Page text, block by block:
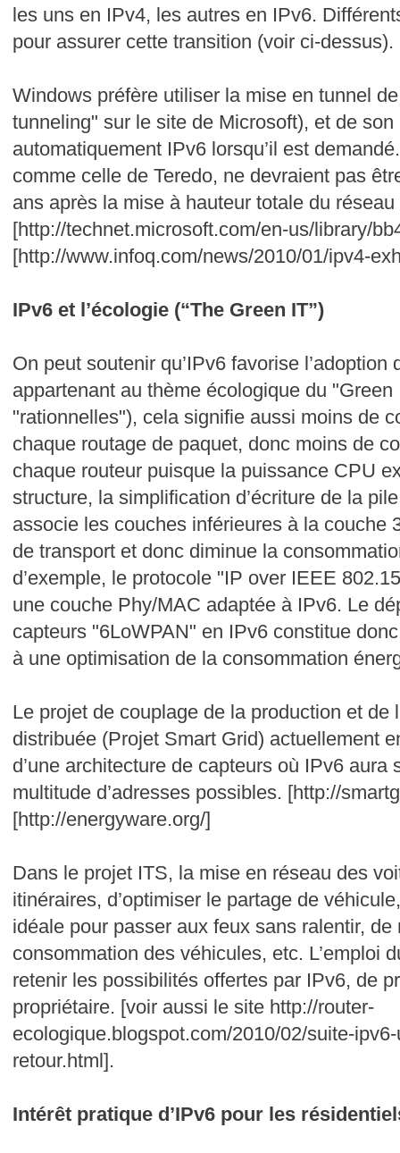
les uns en IPv4, les autres en IPv6.
pour assurer cette transition (voir ci-dessus).
Windows préfère utiliser la mise en tunnel
tunneling" sur le site de Microsoft), et de
automatiquement IPv6 lorsqu’il est
comme celle de Teredo, ne devraient pas
ans après la mise à hauteur totale du
[http://technet.microsoft.com/en-us/library/
[http://www.infoq.com/news/2010/01/ipv4-
IPv6 et l’écologie (“The Green IT”)
On peut soutenir qu’IPv6 favorise l’adoption
appartenant au thème écologique du "Green
"rationnelles"), cela signifie aussi moins de
chaque routage de paquet, donc moins de
chaque routeur puisque la puissance CPU
structure, la simplification d’écriture de la
associe les couches inférieures à la couche
de transport et donc diminue la
d’exemple, le protocole "IP over IEEE
une couche Phy/MAC adaptée à IPv6. Le
capteurs "6LoWPAN" en IPv6 constitue
à une optimisation de la consommation
Le projet de couplage de la production et de
distribuée (Projet Smart Grid) actuellement
d’une architecture de capteurs où IPv6 aura
multitude d’adresses possibles. [http://
[http://energyware.org/]
Dans le projet ITS, la mise en réseau des
itinéraires, d’optimiser le partage de
idéale pour passer aux feux sans ralentir,
consommation des véhicules, etc. L’emploi
retenir les possibilités offertes par IPv6, de
propriétaire. [voir aussi le site http://router-
ecologique.blogspot.com/2010/02/suite-
retour.html].
Intérêt pratique d’IPv6 pour les